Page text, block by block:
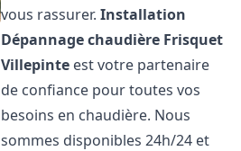
vous rassurer.Installation
Dépannage chaudière Frisquet
Villepinte est votre partenaire
de confiance pour toutes vos
besoins en chaudière. Nous
sommes disponibles 24h/24 et